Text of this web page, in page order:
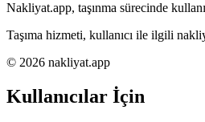
Nakliyat.app, taşınma sürecinde
Taşıma hizmeti, kullanıcı ile ilgili
© 2026 nakliyat.app
Kullanıcılar İçin